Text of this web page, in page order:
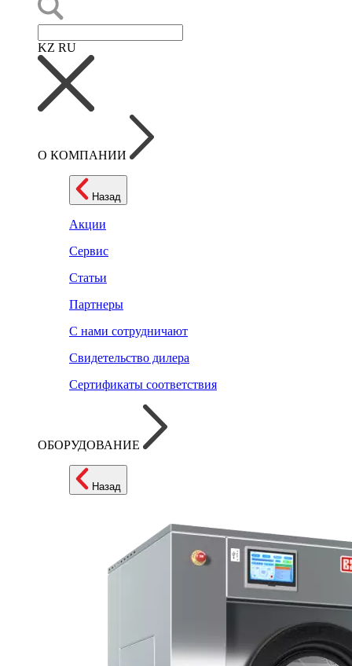
KZ RU
О КОМПАНИИ
Назад
Акции
Сервис
Статьи
Партнеры
С нами сотрудничают
Свидетельство дилера
Сертификаты соответствия
ОБОРУДОВАНИЕ
Назад